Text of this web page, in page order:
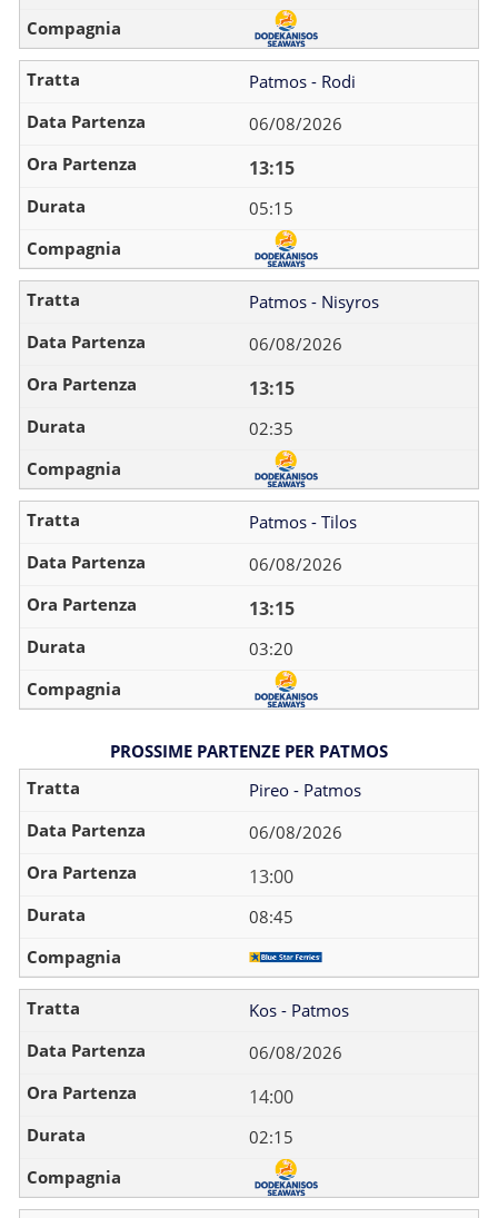
Patmos - Rodi
06/08/2026
13:15
05:15
Patmos - Nisyros
06/08/2026
13:15
02:35
Patmos - Tilos
06/08/2026
13:15
03:20
PROSSIME PARTENZE PER PATMOS
Pireo - Patmos
06/08/2026
13:00
08:45
Kos - Patmos
06/08/2026
14:00
02:15